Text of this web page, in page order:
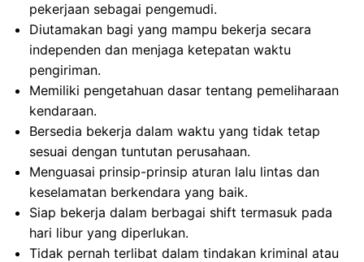
pekerjaan sebagai pengemudi.
Diutamakan bagi yang mampu bekerja secara
independen dan menjaga ketepatan waktu
pengiriman.
Memiliki pengetahuan dasar tentang pemeliharaan
kendaraan.
Bersedia bekerja dalam waktu yang tidak tetap
sesuai dengan tuntutan perusahaan.
Menguasai prinsip-prinsip aturan lalu lintas dan
keselamatan berkendara yang baik.
Siap bekerja dalam berbagai shift termasuk pada
hari libur yang diperlukan.
Tidak pernah terlibat dalam tindakan kriminal atau